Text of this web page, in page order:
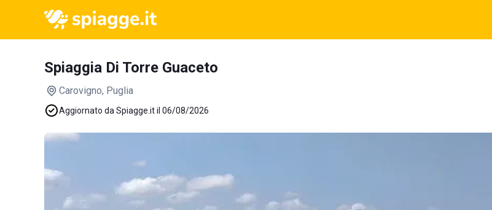
Spiaggia Di Torre Guaceto
Carovigno, Puglia
Aggiornato da Spiagge.it il 06/08/2026